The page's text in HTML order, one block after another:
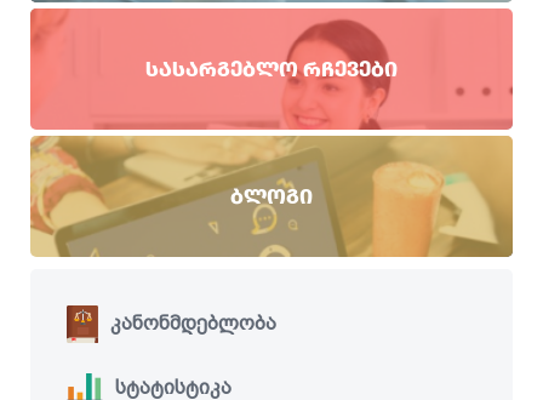
ᲡᲐᲡᲐᲠᲒᲔᲑᲚᲝ ᲠᲩᲔᲕᲔᲑᲘ
ᲑᲚᲝᲒᲘ
კანონმდებლობა
სტატისტიკა